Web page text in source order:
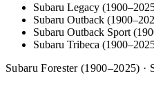
Subaru Legacy
Subaru Outback
Subaru Outback Sport
Subaru Tribeca
Subaru Forester (1900–2025)